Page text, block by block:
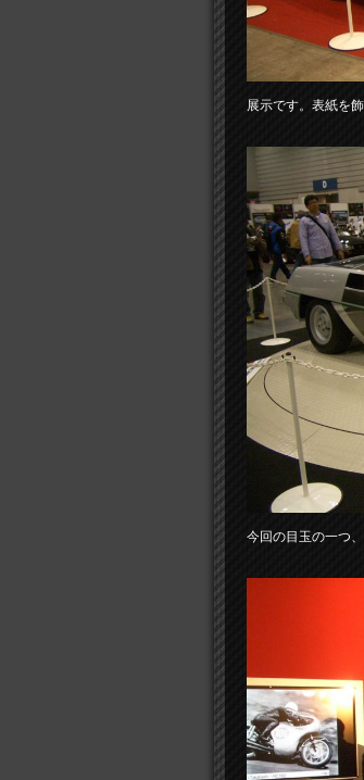
展示です。表紙を
今回の目玉の一つ